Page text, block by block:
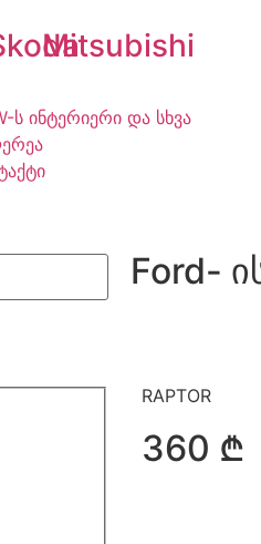
Mitsubishi
ს ინტერიერი და სხვა
Ford-
RAPTOR
360 ₾